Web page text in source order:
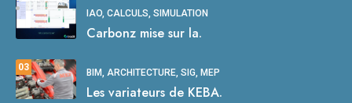
IAO, CALCULS, SIMULATION
Carbonz mise sur la.
03 BIM, ARCHITECTURE, SIG, MEP
Les variateurs de KEBA.